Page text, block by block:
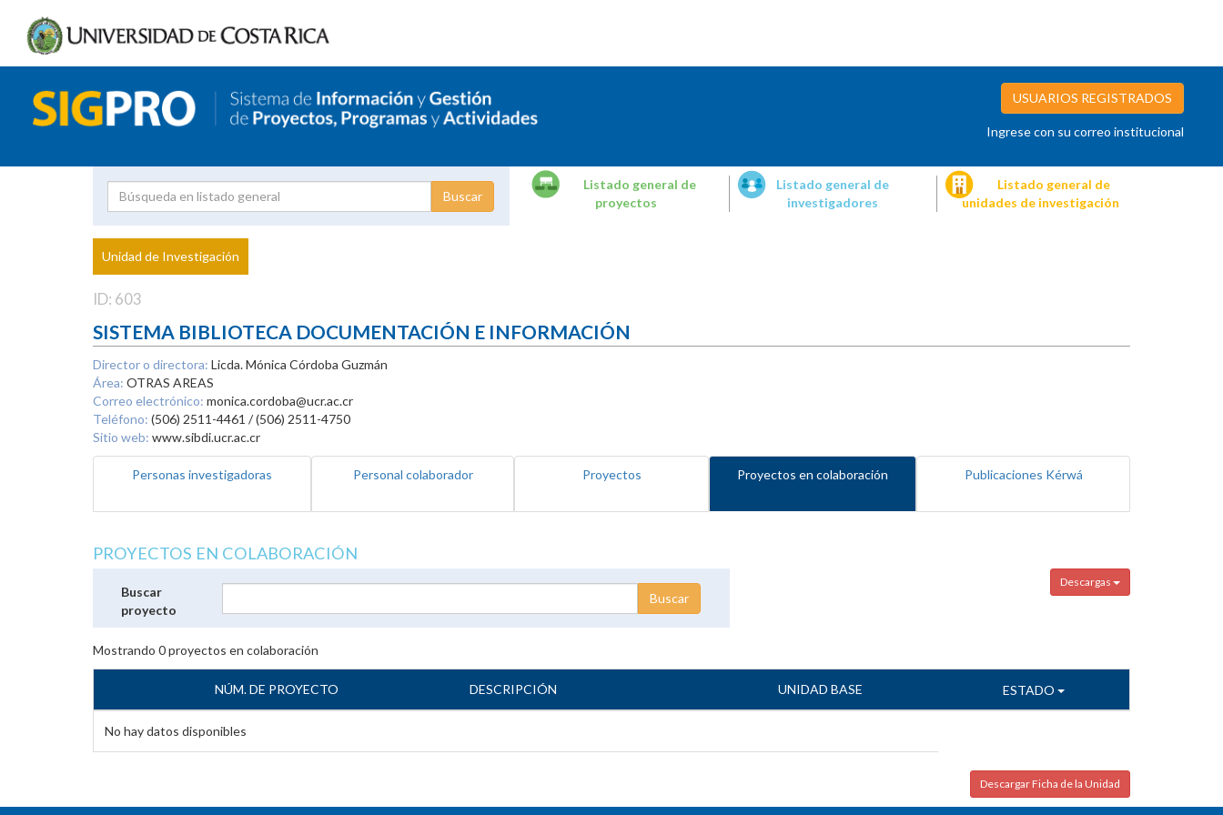
USUARIOS REGISTRADOS
Ingrese con su correo institucional
Proyecto
Investigador
Listado general de
proyectos
Listado general de
investigadores
Listado general de
unidades de investigación
Unidad de Investigación
ID: 603
SISTEMA BIBLIOTECA DOCUMENTACIÓN E INFORMACIÓN
Director o directora: Licda. Mónica Córdoba Guzmán
Área: OTRAS AREAS
Correo electrónico: monica.cordoba@ucr.ac.cr
Teléfono: (506) 2511-4461 / (506) 2511-4750
Sitio web: www.sibdi.ucr.ac.cr
Personas investigadoras Personal colaborador Proyectos Proyectos en colaboración Publicaciones Kérwá
PROYECTOS EN COLABORACIÓN
Descargas
Buscar
proyecto
Mostrando 0proyectos en colaboración
NÚM. DE PROYECTO DESCRIPCIÓN UNIDAD BASE ESTADO
No hay datos disponibles
Descargar Ficha de la Unidad